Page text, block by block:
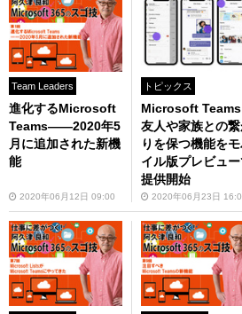
Team Leaders
進化するMicrosoft
Teams――2020年5
月に追加された新機
能
2020年06月12日 09:00
トピックス
Microsoft Teams
友人や家族との
りを保つ機能を
イル版プレビュ
提供開始
2020年06月23日